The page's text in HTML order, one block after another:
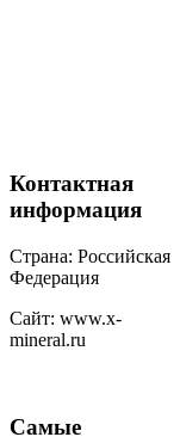
Контактная
информация
Страна: Российская
Федерация
Сайт: www.x-
mineral.ru
Самые